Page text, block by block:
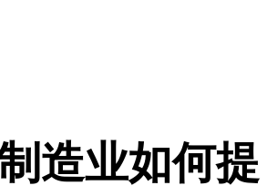
造业如何提